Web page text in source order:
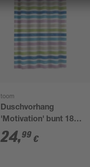
toom
Duschvorhang
'Motivation' bunt 180
x 200 cm
24,99 €